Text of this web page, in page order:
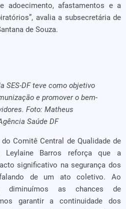
adoecimento, afastamentos e a
avalia a subsecretária de
de Souza.
SES-DF teve como objetivo
e promover o bem-
Foto: Matheus
Saúde DF
Comitê Central de Qualidade de
Leylaine Barros reforça que a
significativo na segurança dos
falando de um ato coletivo. Ao
diminuímos as chances de
garantir a continuidade dos